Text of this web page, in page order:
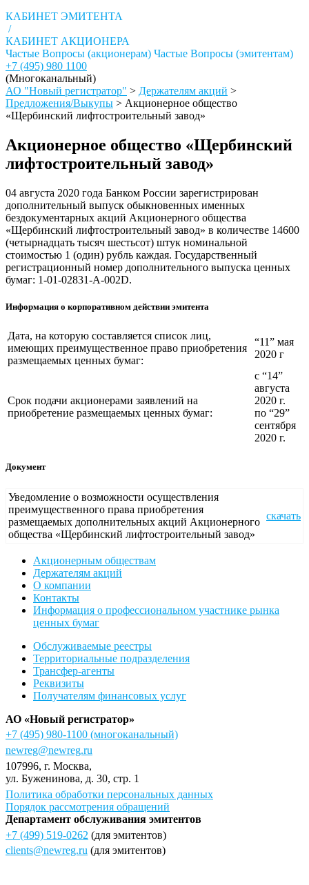
КАБИНЕТ ЭМИТЕНТА
/
КАБИНЕТ АКЦИОНЕРА
Частые Вопросы (акционерам) Частые Вопросы (эмитентам)
+7 (495) 980 1100
(Многоканальный)
АО "Новый регистратор" > Держателям акций >
Предложения/Выкупы > Акционерное общество
«Щербинский лифтостроительный завод»
Акционерное общество «Щербинский
лифтостроительный завод»
04 августа 2020 года Банком России зарегистрирован
дополнительный выпуск обыкновенных именных
бездокументарных акций Акционерного общества
«Щербинский лифтостроительный завод» в количестве 14600
(четырнадцать тысяч шестьсот) штук номинальной
стоимостью 1 (один) рубль каждая. Государственный
регистрационный номер дополнительного выпуска ценных
бумаг: 1-01-02831-A-002D.
Информация о корпоративном действии эмитента
Дата, на которую составляется список лиц,
имеющих преимущественное право приобретения
размещаемых ценных бумаг:
“11” мая
2020 г
Срок подачи акционерами заявлений на
приобретение размещаемых ценных бумаг:
с “14”
августа
2020 г.
по “29”
сентября
2020 г.
Документ
Уведомление о возможности осуществления
преимущественного права приобретения
размещаемых дополнительных акций Акционерного
общества «Щербинский лифтостроительный завод»
скачать
Акционерным обществам
Держателям акций
О компании
Контакты
Информация о профессиональном участнике рынка
ценных бумаг
Обслуживаемые реестры
Территориальные подразделения
Трансфер-агенты
Реквизиты
Получателям финансовых услуг
АО «Новый регистратор»
+7 (495) 980-1100 (многоканальный)
newreg@newreg.ru
107996, г. Москва,
ул. Буженинова, д. 30, стр. 1
Политика обработки персональных данных
Порядок рассмотрения обращений
Департамент обслуживания эмитентов
+7 (499) 519-0262 (для эмитентов)
clients@newreg.ru (для эмитентов)